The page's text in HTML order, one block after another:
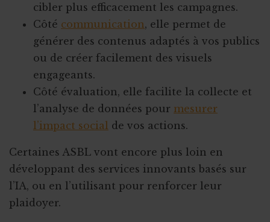
cibler plus efficacement les campagnes.
Côté communication, elle permet de
générer des contenus adaptés à vos publics
ou de créer facilement des visuels
engageants.
Côté évaluation, elle facilite la collecte et
l’analyse de données pour mesurer
l’impact social de vos actions.
Certaines ASBL vont encore plus loin en
développant des services innovants basés sur
l’IA, ou en l’utilisant pour renforcer leur
plaidoyer.